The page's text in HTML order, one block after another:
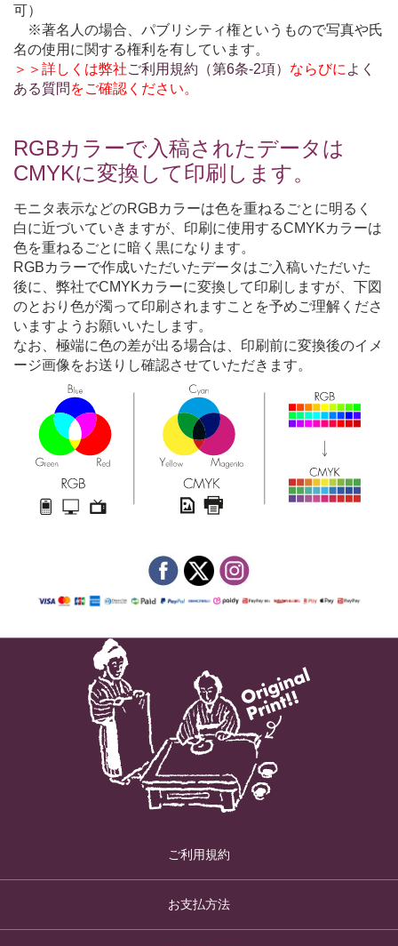
可）
※著名人の場合、パブリシティ権というもので写真や氏
名の使用に関する権利を有しています。
＞＞詳しくは弊社ご利用規約（第6条-2項） ならびに よく
ある質問 をご確認ください。
RGBカラーで入稿されたデータは
CMYKに変換して印刷します。
モニタ表示などのRGBカラーは色を重ねるごとに明るく
白に近づいていきますが、印刷に使用するCMYKカラーは
色を重ねるごとに暗く黒になります。
RGBカラーで作成いただいたデータはご入稿いただいた
後に、弊社でCMYKカラーに変換して印刷しますが、下図
のとおり色が濁って印刷されますことを予めご理解くださ
いますようお願いいたします。
なお、極端に色の差が出る場合は、印刷前に変換後のイメ
ージ画像をお送りし確認させていただきます。
ご利用規約
お支払方法